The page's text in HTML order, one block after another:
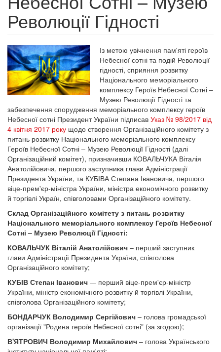
Революції Гідності
Із метою увічнення пам'яті героїв
Небесної сотні та подій Революції
гідності, сприяння розвитку
Національного меморіального
комплексу Героїв Небесної Сотні –
Музею Революції Гідності та
забезпечення спорудження меморіального комплексу героїв
Небесної сотні Президент України підписав Указ № 98/2017 від
4 квітня 2017 року щодо створення Організаційного комітету з
питань розвитку Національного меморіального комплексу
Героїв Небесної Сотні – Музею Революції Гідності (далі
Організаційний комітет), призначивши КОВАЛЬЧУКА Віталія
Анатолійовича, першого заступника глави Адміністрації
Президента України, та КУБІВА Степана Івановича, першого
віце-прем'єр-міністра України, міністра економічного розвитку
й торгівлі Україн, співголовами Організаційного комітету.
Склад Організаційного комітету з питань розвитку
Національного меморіального комплексу Героїв Небесної
Сотні – Музею Революції Гідності:
КОВАЛЬЧУК Віталій Анатолійович – перший заступник
глави Адміністрації Президента України, співголова
Організаційного комітету;
КУБІВ Степан Іванович -– перший віце-прем'єр-міністр
України, міністр економічного розвитку й торгівлі України,
співголова Організаційного комітету;
БОНДАРЧУК Володимир Сергійович – голова громадської
організації "Родина героїв Небесної сотні" (за згодою);
В'ЯТРОВИЧ Володимир Михайлович – голова Українського